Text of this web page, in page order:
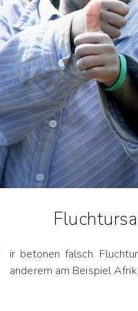
ir betonen falsch.
anderem am Beispiel